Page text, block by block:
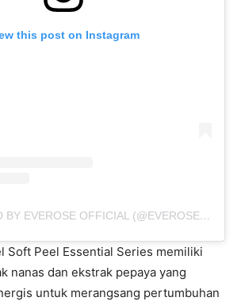
this post on Instagram
A POST SHARED BY EVEROSE OFFICIAL (@EVEROSE_OFFICIAL)
Soft Peel Essential Series memiliki
nanas dan ekstrak pepaya yang
untuk merangsang pertumbuhan